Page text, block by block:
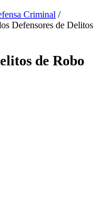
Criminal /
Defensores de Delitos
de Robo